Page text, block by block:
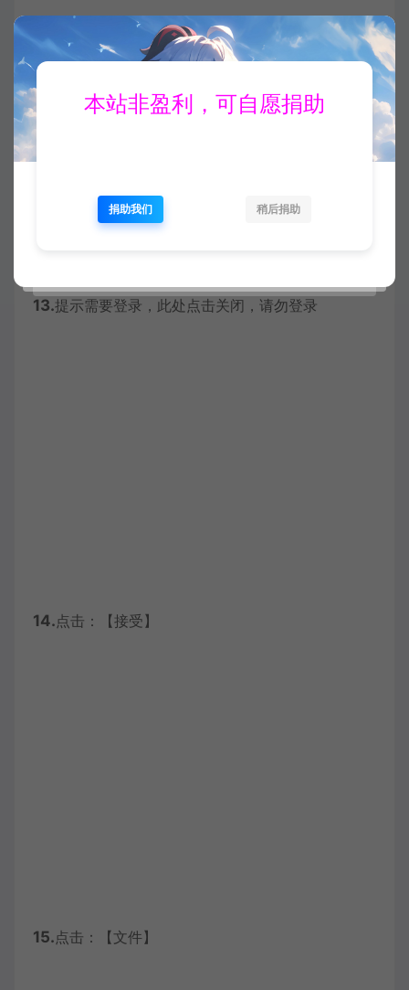
13.提示需要登录，此处点击关闭，请勿登录
14.点击：【接受】
15.点击：【文件】
本站非盈利，可自愿捐助
捐助我们 稍后捐助